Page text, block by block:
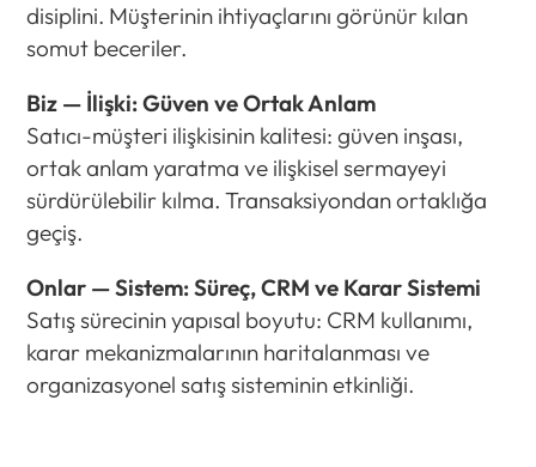
disiplini. Müşterinin ihtiyaçlarını görünür kılan
somut beceriler.
Biz — İlişki: Güven ve Ortak Anlam
Satıcı-müşteri ilişkisinin kalitesi: güven inşası,
ortak anlam yaratma ve ilişkisel sermayeyi
sürdürülebilir kılma. Transaksiyondan ortaklığa
geçiş.
Onlar — Sistem: Süreç, CRM ve Karar Sistemi
Satış sürecinin yapısal boyutu: CRM kullanımı,
karar mekanizmalarının haritalanması ve
organizasyonel satış sisteminin etkinliği.